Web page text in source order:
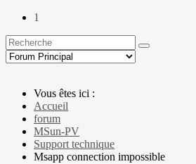
1
Vous êtes ici :
Accueil
forum
MSun-PV
Support technique
Msapp connection impossible